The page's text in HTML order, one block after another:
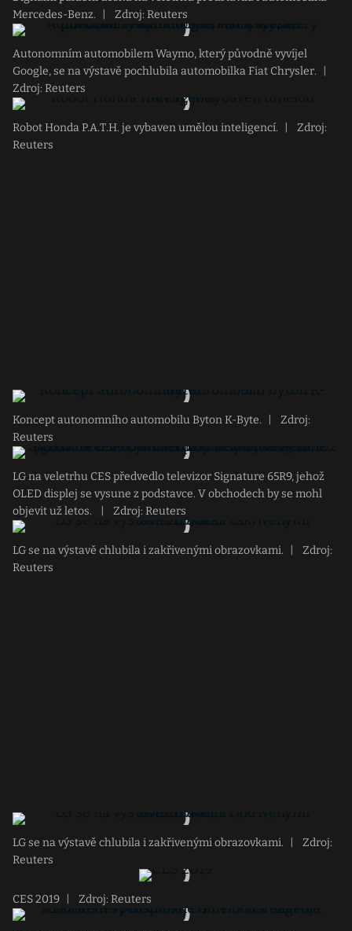
Mercedes-Benz.
Zdroj: Reuters
Autonomním automobilem Waymo, který původně vyvíjel
Google, se na výstavě pochlubila automobilka Fiat Chrysler.
Zdroj: Reuters
Robot Honda P.A.T.H. je vybaven umělou inteligencí.
Zdroj:
Reuters
Koncept autonomního automobilu Byton K-Byte.
Zdroj:
Reuters
LG na veletrhu CES předvedlo televizor Signature 65R9, jehož
OLED displej se vysune z podstavce. V obchodech by se mohl
objevit už letos.
Zdroj: Reuters
LG se na výstavě chlubila i zakřivenými obrazovkami.
Zdroj:
Reuters
LG se na výstavě chlubila i zakřivenými obrazovkami.
Zdroj:
Reuters
CES 2019 Zdroj: Reuters